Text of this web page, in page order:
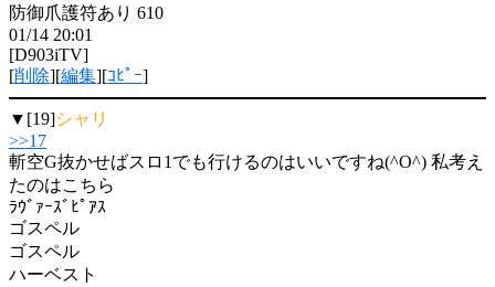
防御爪護符あり 610
01/14 20:01
[D903iTV]
[削除][編集][ｺﾋﾟｰ]
▼[19]シャリ
>>17
斬空G抜かせばスロ1でも行けるのはいいですね(^O^) 私考え
たのはこちら
ﾗｳﾞｧｰｽﾞﾋﾟｱｽ
ゴスペル
ゴスペル
ハーベスト